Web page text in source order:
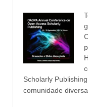
Scholarly
comunidade